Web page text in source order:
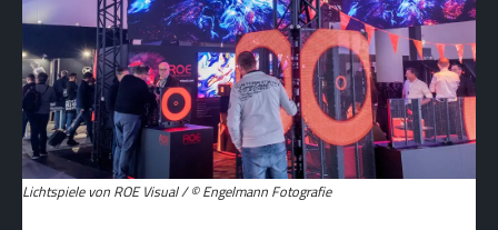
Lichtspiele von ROE Visual / © Engelmann Fotografie